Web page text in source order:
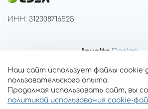
ИНН: 312308716525
Наш сайт использует файлы cookie
пользовательского опыта.
Продолжая использовать сайт, вы
политикой использования cookie-